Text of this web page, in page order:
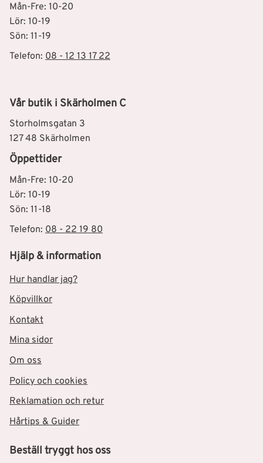
Mån-Fre: 10-20
Lör: 10-19
Sön: 11-19
Telefon: 08 - 12 13 17 22
Vår butik i Skärholmen C
Storholmsgatan 3
127 48 Skärholmen
Öppettider
Mån-Fre: 10-20
Lör: 10-19
Sön: 11-18
Telefon: 08 - 22 19 80
Hjälp & information
Hur handlar jag?
Köpvillkor
Kontakt
Mina sidor
Om oss
Policy och cookies
Reklamation och retur
Hårtips & Guider
Beställ tryggt hos oss